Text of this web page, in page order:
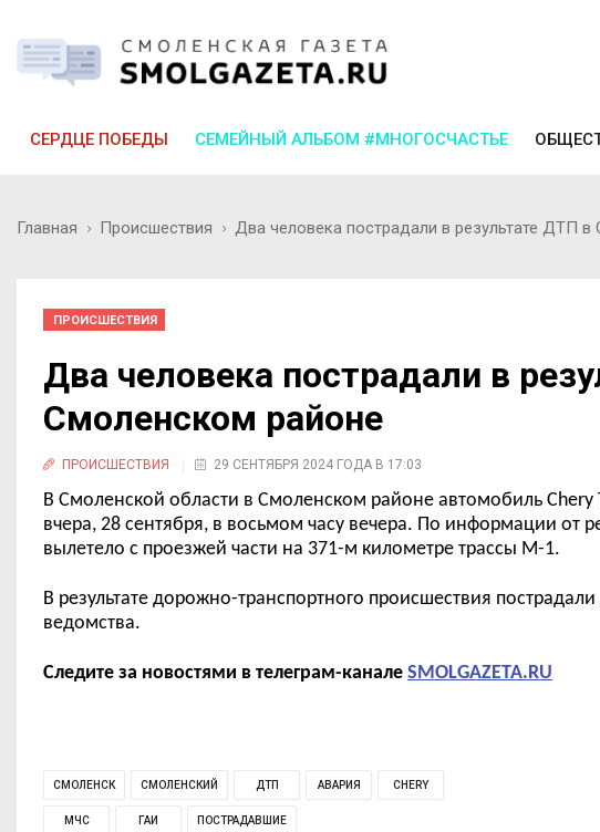
СЕРДЦЕ ПОБЕДЫ СЕМЕЙНЫЙ АЛЬБОМ #МНОГОСЧАСТЬЕ
Главная Происшествия Два человека пострадали в результате ДТП
ПРОИСШЕСТВИЯ
Два человека пострадали в
Смоленском районе
ПРОИСШЕСТВИЯ 29 СЕНТЯБРЯ 2024 ГОДА В 17:03
В Смоленской области в Смоленском районе автомобиль Chery
вчера, 28 сентября, в восьмом часу вечера. По информации от
вылетело с проезжей части на 371-м километре трассы М-1.
В результате дорожно-транспортного происшествия
ведомства.
Следите за новостями в телеграм-канале SMOLGAZETA.RU
СМОЛЕНСК СМОЛЕНСКИЙ ДТП АВАРИЯ CHERY
МЧС ГАИ ПОСТРАДАВШИЕ